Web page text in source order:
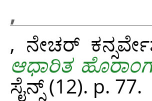
,
, ನೇಚರ್‌
ಆಧಾರಿತ
ಸೈನ್ಸ್‌ (12). p. 77.